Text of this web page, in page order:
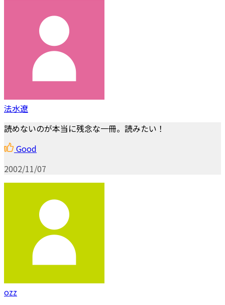
法水遼
読めないのが本当に残念な一冊。読みたい！
Good
2002/11/07
ozz